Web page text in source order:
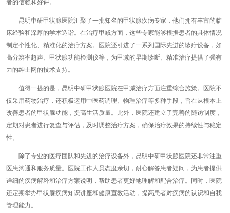
者的信赖和好评。
昆明中研甲状腺医院汇聚了一批知名的甲状腺疾病专家，他们拥有丰富的临
床经验和深厚的学术造诣。在治疗甲减方面，这些专家能够根据患者的具体情况
制定个性化、精准化的治疗方案。医院还引进了一系列国际先进的诊疗设备，如
高分辨率超声、甲状腺功能检测仪等，为甲减的早期诊断、精准治疗提供了强有
力的绅士网的技术支持。
值得一提的是，昆明中研甲状腺医院在甲减治疗方面注重综合施策。医院不
仅采用药物治疗，还积极运用中医药调理、物理治疗等多种手段，旨在从根本上
改善患者的甲状腺功能，提高生活质量。此外，医院还建立了完善的随访制度，
定期对患者进行复查与评估，及时调整治疗方案，确保治疗效果的持续性与稳定
性。
除了专业的医疗团队和先进的治疗设备外，昆明中研甲状腺医院还非常注重
医患沟通和服务质量。医院工作人员态度亲切，耐心解答患者疑问，为患者提供
详细的疾病解释和治疗方案说明，帮助患者更好地理解和配合治疗。同时，医院
还定期举办甲状腺疾病知识讲座和健康宣教活动，提高患者对疾病的认识和自我
管理能力。